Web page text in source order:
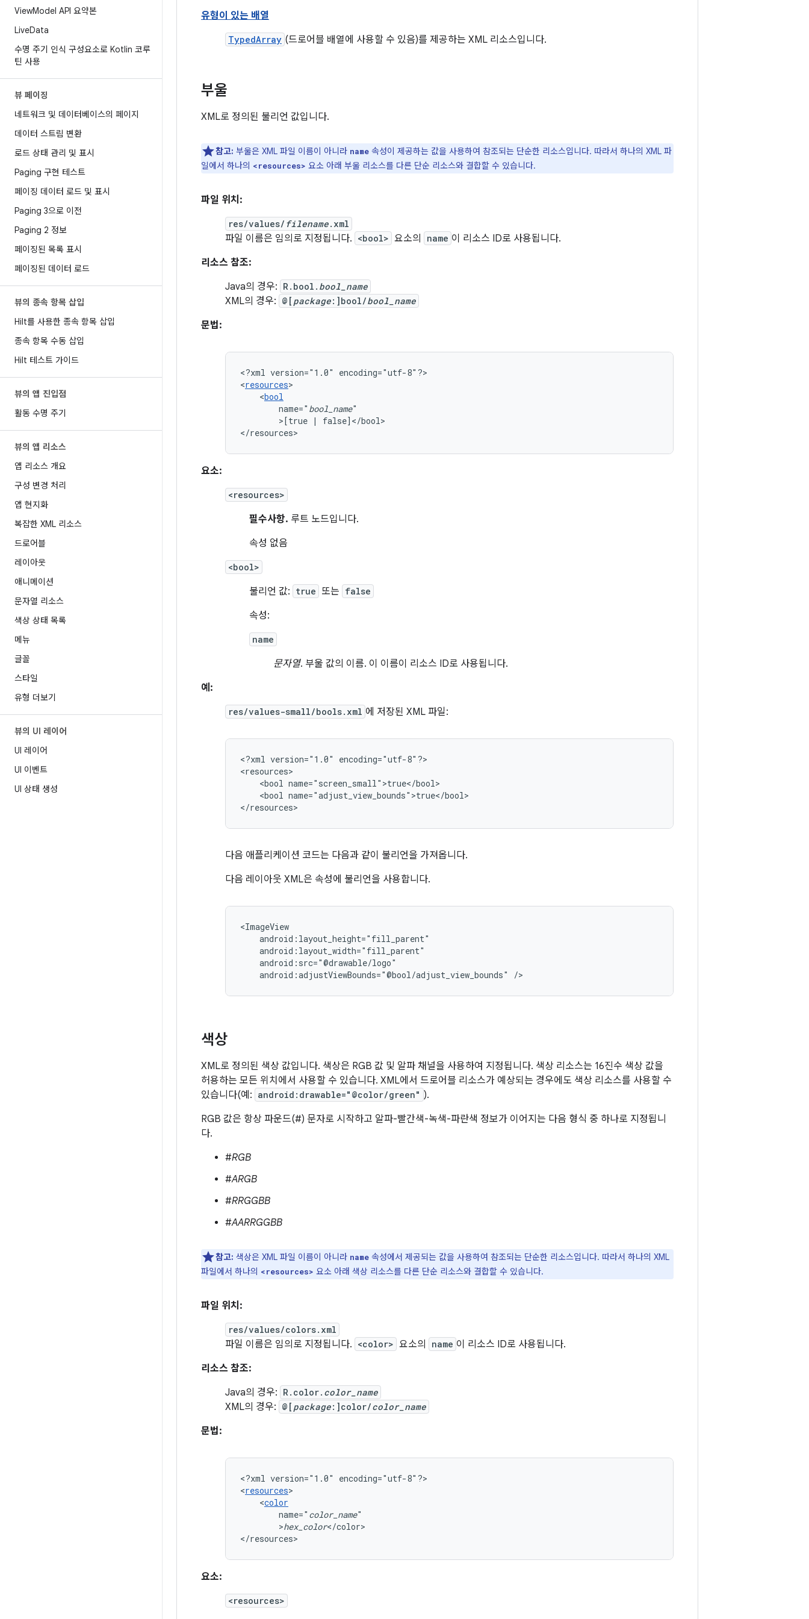
ViewModel API 요약본
LiveData
수명 주기 인식 구성요소로 Kotlin 코루
틴 사용
뷰 페이징
네트워크 및 데이터베이스의 페이지
데이터 스트림 변환
로드 상태 관리 및 표시
Paging 구현 테스트
페이징 데이터 로드 및 표시
Paging 3으로 이전
Paging 2 정보
페이징된 목록 표시
페이징된 데이터 로드
뷰의 종속 항목 삽입
Hilt를 사용한 종속 항목 삽입
종속 항목 수동 삽입
Hilt 테스트 가이드
뷰의 앱 진입점
활동 수명 주기
뷰의 앱 리소스
앱 리소스 개요
구성 변경 처리
앱 현지화
복잡한 XML 리소스
드로어블
레이아웃
애니메이션
문자열 리소스
색상 상태 목록
메뉴
글꼴
스타일
유형 더보기
뷰의 UI 레이어
UI 레이어
UI 이벤트
UI 상태 생성
유형이 있는 배열
TypedArray (드로어블 배열에 사용할 수 있음)를 제공하는 XML 리소스입니다.
부울
XML로 정의된 불리언 값입니다.
참고: 부울은 XML 파일 이름이 아니라 name 속성이 제공하는 값을 사용하여 참조되는 단순한 리소스입니다. 따라서 하나의 XML 파
일에서 하나의 <resources> 요소 아래 부울 리소스를 다른 단순 리소스와 결합할 수 있습니다.
파일 위치:
res/values/ filename.xml
파일 이름은 임의로 지정됩니다. <bool> 요소의 name 이 리소스 ID로 사용됩니다.
리소스 참조:
Java의 경우: R.bool. bool_name
XML의 경우: @[ package:]bool/bool_name
문법:
<?xml version="1.0"
encoding="utf-8"?>
<resources
<bool
name=" bool_name
>[true |
false]</bool>
</resources>
요소:
<resources>
필수사항. 루트 노드입니다.
속성 없음
<bool>
불리언 값: true 또는 false
속성:
name
문자열. 부울 값의 이름. 이 이름이 리소스 ID로 사용됩니다.
예:
res/values-small/bools.xml 에 저장된 XML 파일:
<?xml version="1.0"
encoding="utf-8"?>
<bool
<bool name="adjust_view_bounds">true</bool>
</resources>
다음 애플리케이션 코드는 다음과 같이 불리언을 가져옵니다.
다음 레이아웃 XML은 속성에 불리언을 사용합니다.
android:adjustViewBounds="@bool/adjust_view_bounds"
/>
색상
XML로 정의된 색상 값입니다. 색상은 RGB 값 및 알파 채널을 사용하여 지정됩니다. 색상 리소스는 16진수 색상 값을
허용하는 모든 위치에서 사용할 수 있습니다. XML에서 드로어블 리소스가 예상되는 경우에도 색상 리소스를 사용할 수
있습니다(예: android:drawable="@color/green" ).
RGB 값은 항상 파운드(#) 문자로 시작하고 알파-빨간색-녹색-파란색 정보가 이어지는 다음 형식 중 하나로 지정됩니
다.
#RGB
#ARGB
#RRGGBB
#AARRGGBB
참고: 색상은 XML 파일 이름이 아니라 name 속성에서 제공되는 값을 사용하여 참조되는 단순한 리소스입니다. 따라서 하나의 XML
파일에서 하나의 <resources> 요소 아래 색상 리소스를 다른 단순 리소스와 결합할 수 있습니다.
파일 위치:
res/values/colors.xml
파일 이름은 임의로 지정됩니다. <color> 요소의 name 이 리소스 ID로 사용됩니다.
리소스 참조:
Java의 경우: R.color. color_name
XML의 경우: @[ package:]color/color_name
문법:
<?xml version="1.0"
encoding="utf-8"?>
<resources
<color
name=" color_name
>hex_color</color>
</resources>
요소:
<resources>